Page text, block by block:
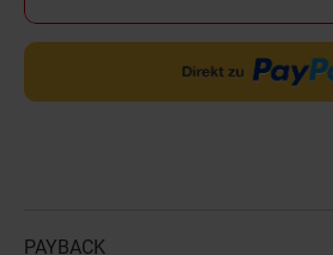
PAYBACK